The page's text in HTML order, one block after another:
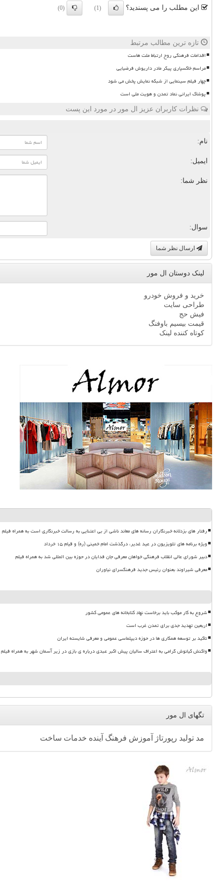
این مطلب را می پسندید؟ (1)
(0)
تازه ترین مطالب مرتبط
اقدامات فرهنگی روح ارتباط ملت هاست
مراسم خاکسپاری پیکر مادر داریوش فرضیایی
چهار فیلم سینمایی از شبکه نمایش پخش می شود
پوشاک ایرانی نماد تمدن و هویت ملی است
نظرات کاربران عزیز ال مور در مورد این پست
نام:
ایمیل:
نظر شما:
سوال:
ارسال نظر شما
لینک دوستان ال مور
خرید و فروش خودرو
طراحی سایت
فیش حج
قیمت بیسیم باوفنگ
کوتاه کننده لینک
رفتار های بزدلانه خبرنگاران رسانه های معاند ناشی از بی اعتنایی به رسالت خبرنگاری است به همراه فیلم
ویژه برنامه های تلویزیون در عید غدیر، درگذشت امام خمینی (ره) و قیام ۱۵ خرداد
دبیر شورای عالی انقلاب فرهنگی خواهان معرفی جان فدایان در حوزه بین المللی شد به همراه فیلم
معرفی شیراوند بعنوان رئیس جدید فرهنگسرای نیاوران
شروع به کار موکب باید برخاست نهاد کتابخانه های عمومی کشور
اربعین تهدید جدی برای تمدن غرب است
تاکید بر توسعه همکاری ها در حوزه دیپلماسی عمومی و معرفی شایسته ایران
واکنش کیانوش گرامی به اعتراف سالیان پیش اکبر عبدی درباره ی بازی در زیر آسمان شهر به همراه فیلم
تگهای ال مور
مد تولید رپورتاژ آموزش فرهنگ آینده خدمات ساخت